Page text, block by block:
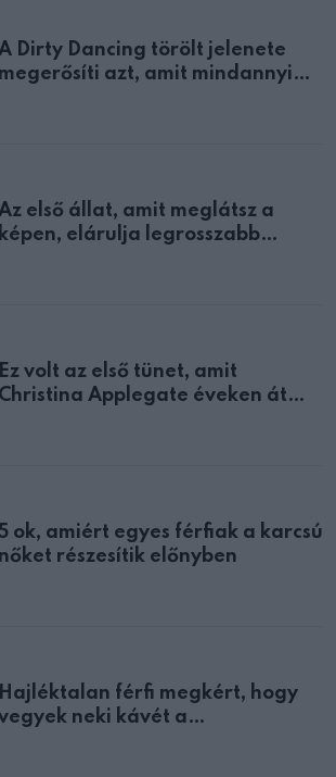
Dirty Dancing törölt jelenete
megerősíti azt, amit mindannyian
első állat, amit meglátsz a
képen, elárulja legrosszabb
Ez volt az első tünet, amit
Christina Applegate éveken át
ok, amiért egyes férfiak a karcsú
nőket részesítik előnyben
Hajléktalan férfi megkért, hogy
neki kávét a